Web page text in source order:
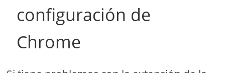
configuración de
Chrome